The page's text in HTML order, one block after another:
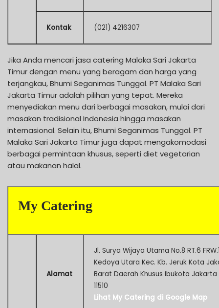
Kontak (021) 4216307
Jika Anda mencari jasa catering Malaka Sari Jakarta
Timur dengan menu yang beragam dan harga yang
terjangkau, Bhumi Seganimas Tunggal. PT Malaka Sari
Jakarta Timur adalah pilihan yang tepat. Mereka
menyediakan menu dari berbagai masakan, mulai dari
masakan tradisional Indonesia hingga masakan
internasional. Selain itu, Bhumi Seganimas Tunggal. PT
Malaka Sari Jakarta Timur juga dapat mengakomodasi
berbagai permintaan khusus, seperti diet vegetarian
atau makanan halal.
My Catering
Alamat
Jl. Surya Wijaya Utama No.8 RT.6
Kedoya Utara Kec. Kb. Jeruk Kota
Barat Daerah Khusus Ibukota Jakarta
11510
Lihat My Catering di Google Map